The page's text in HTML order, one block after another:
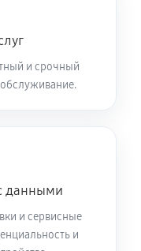
Daewoo
Daewoo
и срочный
данными
и сервисные
и